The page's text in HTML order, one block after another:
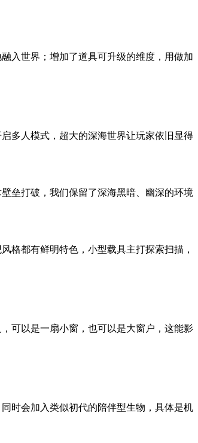
入世界；增加了道具可升级的维度，用做加
多人模式，超大的深海世界让玩家依旧显得
垒打破，我们保留了深海黑暗、幽深的环境
格都有鲜明特色，小型载具主打探索扫描，
可以是一扇小窗，也可以是大窗户，这能影
时会加入类似初代的陪伴型生物，具体是机